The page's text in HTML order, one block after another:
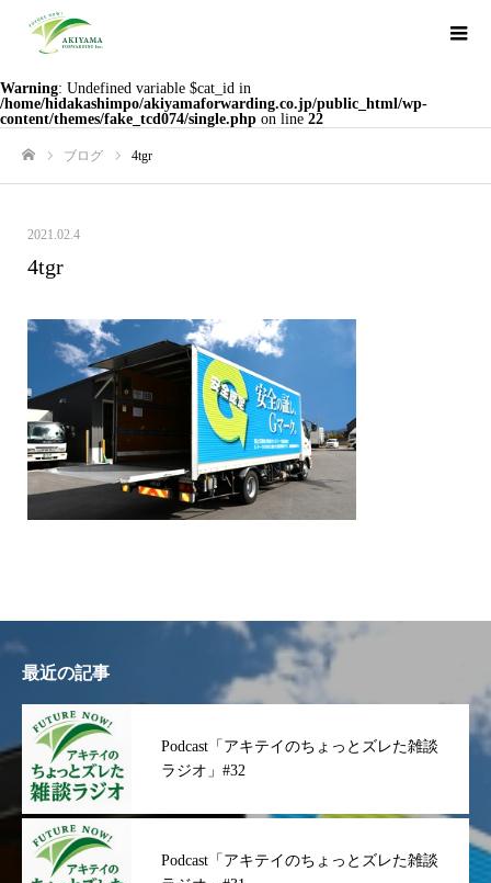
Warning: Undefined variable $cat_id in
/home/hidakashimpo/akiyamaforwarding.co.jp/public_html/wp-
content/themes/fake_tcd074/single.php on line 22
ブログ 4tgr
2021.02.4
4tgr
最近の記事
Podcast「アキテイのちょっとズレた雑談
ラジオ」#32
Podcast「アキテイのちょっとズレた雑談